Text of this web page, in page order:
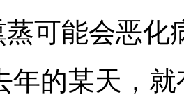
可能会恶化
年的某天，